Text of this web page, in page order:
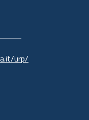
urp/